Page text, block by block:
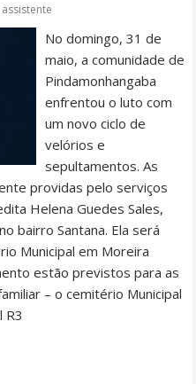
assistente
No domingo, 31 de
maio, a comunidade de
Pindamonhangaba
enfrentou o luto com
um novo ciclo de
velórios e
sepultamentos. As
providas pelo serviços
Helena Guedes Sales,
bairro Santana. Ela será
Municipal em Moreira
estão previstos para as
– o cemitério Municipal
R3